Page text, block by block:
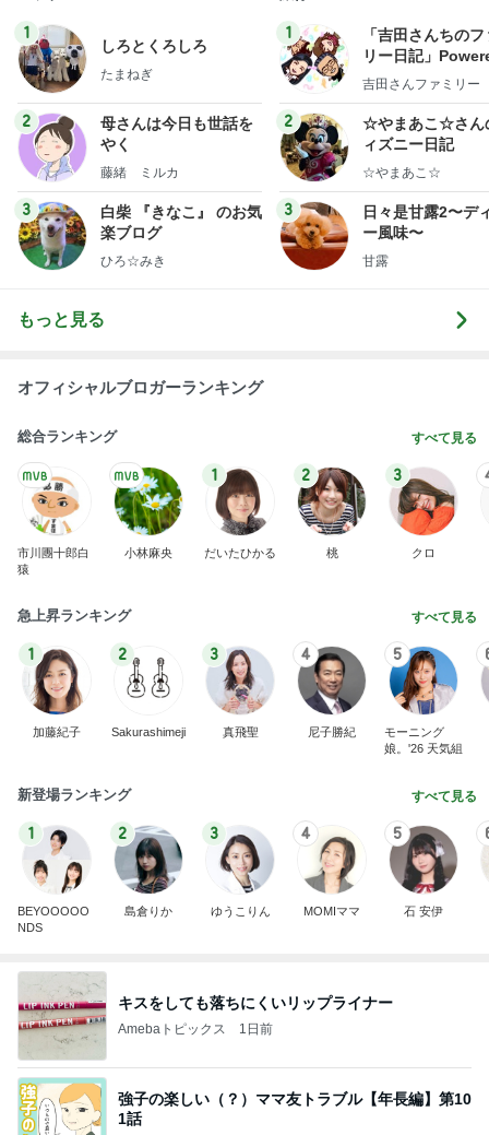
1
しろとくろしろ
たまねぎ
2
母さんは今日も世話を
やく
藤緒 ミルカ
3
白柴 『きなこ』 のお気
楽ブログ
ひろ☆みき
1
「吉田さんちの
リー日記」
y Ameba 吉田さ
ログ
吉田さんファミリー
2
☆やまあこ☆さん
ィズニー日記
☆やまあこ☆
3
日々是甘露2〜デ
ー風味〜
甘露
もっと見る
オフィシャルブロガーランキング
総合ランキング すべて見る
市川團十郎白
猿
小林麻央
1
だいたひかる
2
桃
3
クロ
急上昇ランキング すべて見る
1
加藤紀子
2
Sakurashimeji
3
真飛聖
4
尼子勝紀
5
モーニング
娘。'26 天気組
新登場ランキング すべて見る
1
BEYOOOOO
NDS
2
島倉りか
3
ゆうこりん
4
MOMIママ
5
石 安伊
キスをしても落ちにくいリップライナー
Amebaトピックス 1日前
強子の楽しい（？）ママ友トラブル【年長編】第10
1話